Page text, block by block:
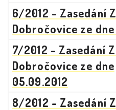
6/2012 - Zasedání
Dobročovice ze dne
7/2012 - Zasedání
Dobročovice ze dne
05.09.2012
8/2012 - Zasedání